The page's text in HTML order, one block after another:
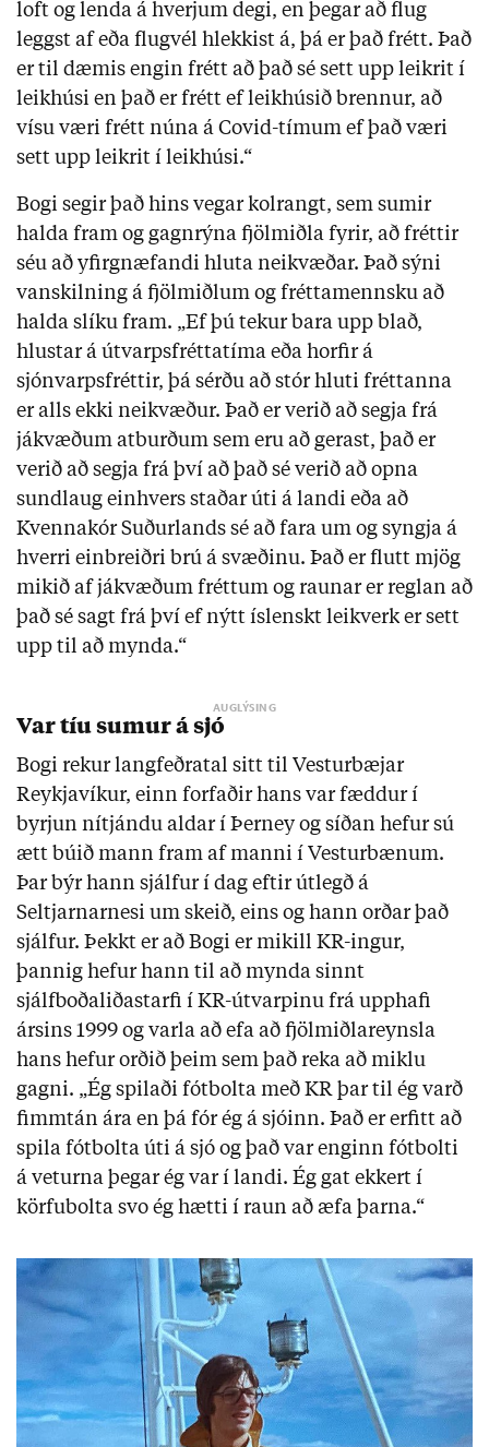
loft og lenda á hverjum degi, en þegar að flug
leggst af eða flugvél hlekkist á, þá er það frétt. Það
er til dæmis engin frétt að það sé sett upp leikrit í
leikhúsi en það er frétt ef leikhúsið brennur, að
vísu væri frétt núna á Covid-tímum ef það væri
sett upp leikrit í leikhúsi.“
Bogi segir það hins vegar kolrangt, sem sumir
halda fram og gagnrýna fjölmiðla fyrir, að fréttir
séu að yfirgnæfandi hluta neikvæðar. Það sýni
vanskilning á fjölmiðlum og fréttamennsku að
halda slíku fram. „Ef þú tekur bara upp blað,
hlustar á útvarpsfréttatíma eða horfir á
sjónvarpsfréttir, þá sérðu að stór hluti fréttanna
er alls ekki neikvæður. Það er verið að segja frá
jákvæðum atburðum sem eru að gerast, það er
verið að segja frá því að það sé verið að opna
sundlaug einhvers staðar úti á landi eða að
Kvennakór Suðurlands sé að fara um og syngja á
hverri einbreiðri brú á svæðinu. Það er flutt mjög
mikið af jákvæðum fréttum og raunar er reglan að
það sé sagt frá því ef nýtt íslenskt leikverk er sett
upp til að mynda.“
Var tíu sumur á sjó
Bogi rekur langfeðratal sitt til Vesturbæjar
Reykjavíkur, einn forfaðir hans var fæddur í
byrjun nítjándu aldar í Þerney og síðan hefur sú
ætt búið mann fram af manni í Vesturbænum.
Þar býr hann sjálfur í dag eftir útlegð á
Seltjarnarnesi um skeið, eins og hann orðar það
sjálfur. Þekkt er að Bogi er mikill KR-ingur,
þannig hefur hann til að mynda sinnt
sjálfboðaliðastarfi í KR-útvarpinu frá upphafi
ársins 1999 og varla að efa að fjölmiðlareynsla
hans hefur orðið þeim sem það reka að miklu
gagni. „Ég spilaði fótbolta með KR þar til ég varð
fimmtán ára en þá fór ég á sjóinn. Það er erfitt að
spila fótbolta úti á sjó og það var enginn fótbolti
á veturna þegar ég var í landi. Ég gat ekkert í
körfubolta svo ég hætti í raun að æfa þarna.“